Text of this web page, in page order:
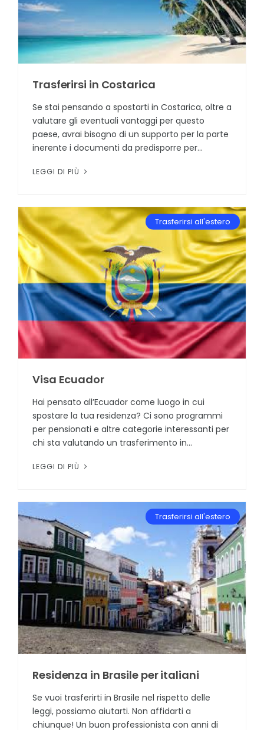
Trasferirsi in Costarica
Se stai pensando a spostarti in Costarica, oltre a
valutare gli eventuali vantaggi per questo
paese, avrai bisogno di un supporto per la parte
inerente i documenti da predisporre per...
LEGGI DI PIÙ
Trasferirsi all'estero
Visa Ecuador
Hai pensato all’Ecuador come luogo in cui
spostare la tua residenza? Ci sono programmi
per pensionati e altre categorie interessanti per
chi sta valutando un trasferimento in...
LEGGI DI PIÙ
Trasferirsi all'estero
Residenza in Brasile per italiani
Se vuoi trasferirti in Brasile nel rispetto delle
leggi, possiamo aiutarti. Non affidarti a
chiunque! Un buon professionista con anni di